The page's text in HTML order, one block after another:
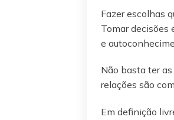
Fazer escolhas
Tomar decisões
e
Não basta ter
relações são
Em definição